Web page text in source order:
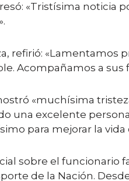
«Tristísima noticia
refirió:
Acompañamos a
«muchísima
una excelente
para mejorar la vida
sobre el funcionario
de la Nación.